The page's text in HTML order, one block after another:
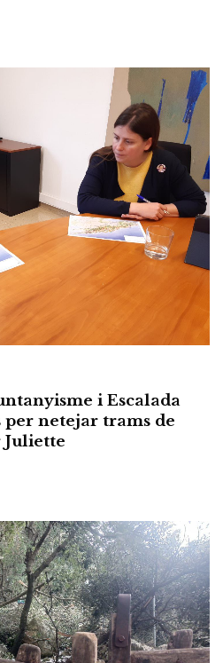
i Escalada
netejar trams de
Juliette